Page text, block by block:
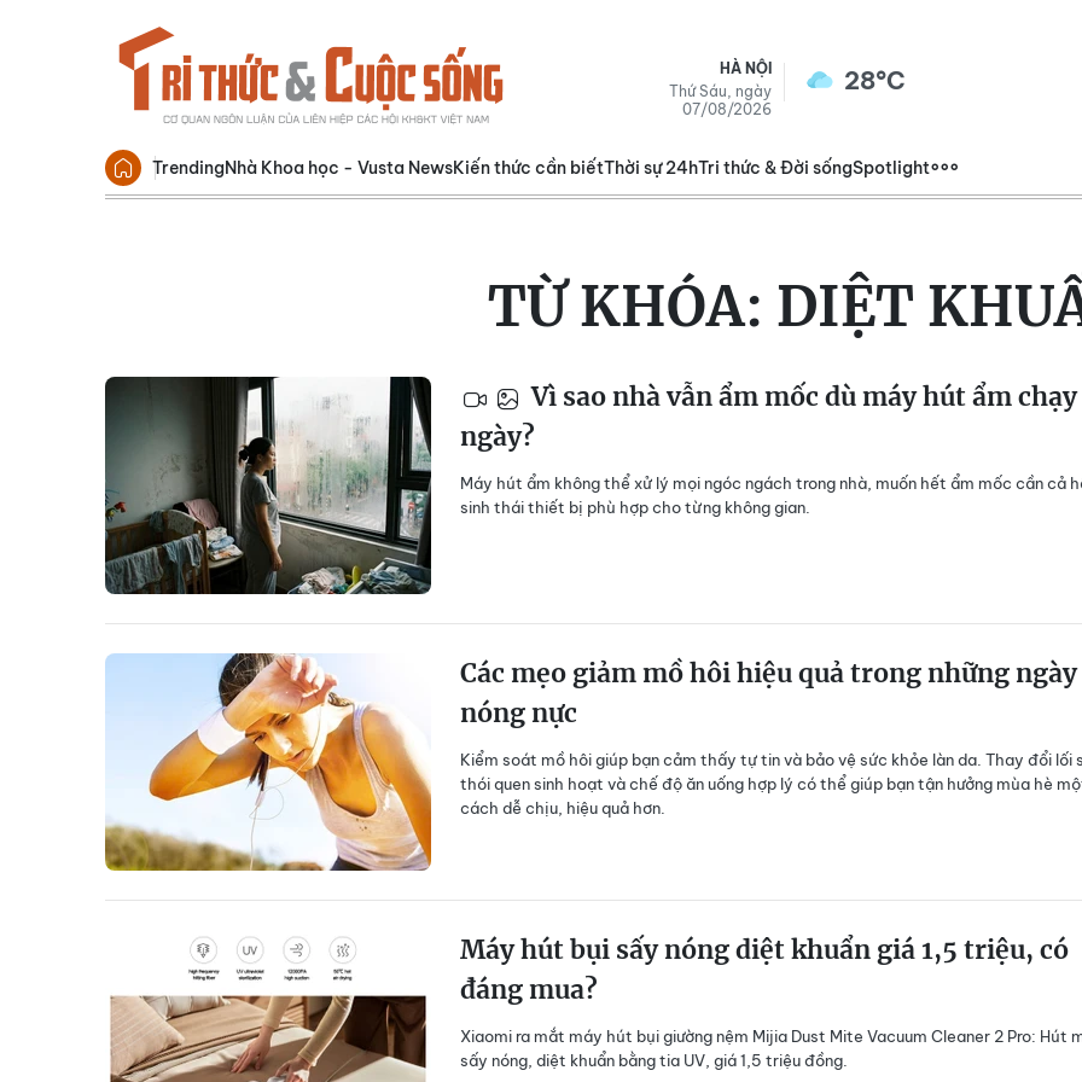
HÀ NỘI
Thứ Sáu, ngày
07/08/2026
28°C
TrendingNhà Khoa học - Vusta NewsKiến thức cần biếtThời sự 24hTri thức & Đời sốngSpotlight
TỪ KHÓA: DIỆT
Vì sao nhà vẫn ẩm mốc dù máy hút ẩm chạy
ngày?
Máy hút ẩm không thể xử lý mọi ngóc ngách trong nhà, muốn hết ẩm mốc cần cả
sinh thái thiết bị phù hợp cho từng không gian.
Các mẹo giảm mồ hôi hiệu quả trong những ngày
nóng nực
Kiểm soát mồ hôi giúp bạn cảm thấy tự tin và bảo vệ sức khỏe làn da. Thay đổi lối
thói quen sinh hoạt và chế độ ăn uống hợp lý có thể giúp bạn tận hưởng mùa hè
cách dễ chịu, hiệu quả hơn.
Máy hút bụi sấy nóng diệt khuẩn giá 1,5 triệu, có
đáng mua?
Xiaomi ra mắt máy hút bụi giường nệm Mijia Dust Mite Vacuum Cleaner 2 Pro: Hút
sấy nóng, diệt khuẩn bằng tia UV, giá 1,5 triệu đồng.